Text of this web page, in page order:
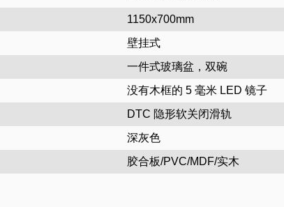
1150x700mm
壁挂式
一件式玻璃盆，双碗
没有木框的 5 毫米 LED 镜子
DTC 隐形软关闭滑轨
深灰色
胶合板/PVC/MDF/实木